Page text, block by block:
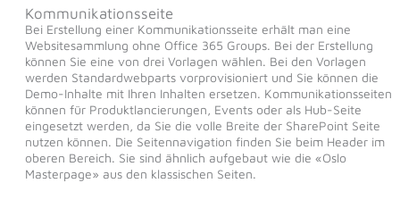
Kommunikationsseite
Bei Erstellung einer Kommunikationsseite erhält man eine
Websitesammlung ohne Office 365 Groups. Bei der Erstellung
können Sie eine von drei Vorlagen wählen. Bei den Vorlagen
werden Standardwebparts vorprovisioniert und Sie können die
Demo-Inhalte mit Ihren Inhalten ersetzen. Kommunikationsseiten
können für Produktlancierungen, Events oder als Hub-Seite
eingesetzt werden, da Sie die volle Breite der SharePoint Seite
nutzen können. Die Seitennavigation finden Sie beim Header im
oberen Bereich. Sie sind ähnlich aufgebaut wie die «Oslo
Masterpage» aus den klassischen Seiten.